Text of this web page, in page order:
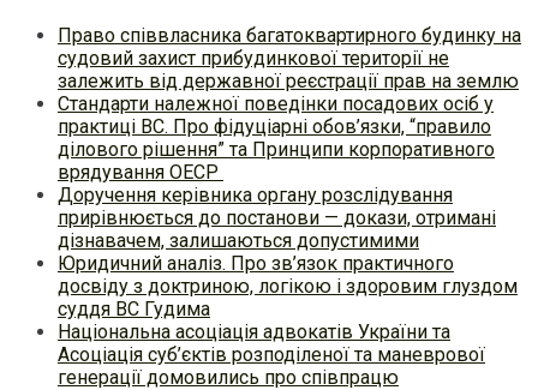
Право співвласника багатоквартирного будинку на
судовий захист прибудинкової території не
залежить від державної реєстрації прав на землю
Стандарти належної поведінки посадових осіб у
практиці ВC. Про фідуціарні обов’язки, “правило
ділового рішення” та Принципи корпоративного
врядування ОЕСР
Доручення керівника органу розслідування
прирівнюється до постанови — докази, отримані
дізнавачем, залишаються допустимими
Юридичний аналіз. Про зв’язок практичного
досвіду з доктриною, логікою і здоровим глуздом
суддя ВС Гудима
Національна асоціація адвокатів України та
Асоціація суб’єктів розподіленої та маневрової
генерації домовились про співпрацю